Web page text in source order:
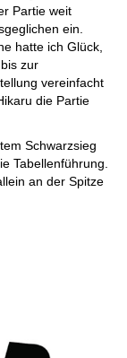
Partie weit
ein.
hatte ich Glück,
zur
vereinfacht
die Partie
Schwarzsieg
Tabellenführung.
an der Spitze